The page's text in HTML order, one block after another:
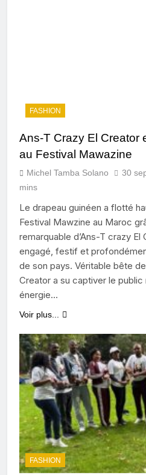
FASHION
Ans-T Crazy El Creator
au Festival Mawazine
Michel Tamba Solano 30
mins
Le drapeau guinéen a flotté
Festival Mawzine au Maroc
remarquable d’Ans-T crazy El
engagé, festif et
de son pays. Véritable bête
Creator a su captiver le
énergie…
Voir plus...
FASHION